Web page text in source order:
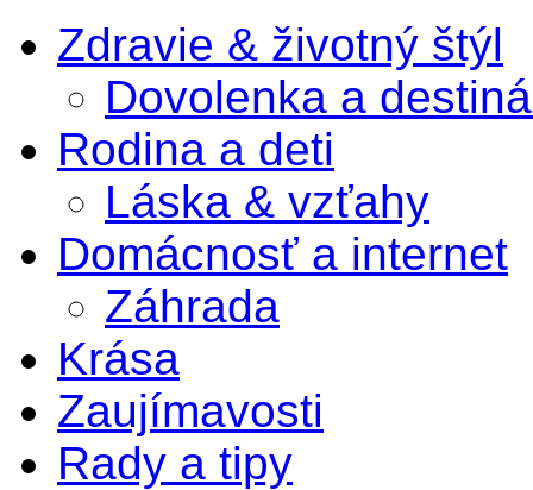
Zdravie & životný štýl
Dovolenka a
Rodina a deti
Láska & vzťahy
Domácnosť a internet
Záhrada
Krása
Zaujímavosti
Rady a tipy